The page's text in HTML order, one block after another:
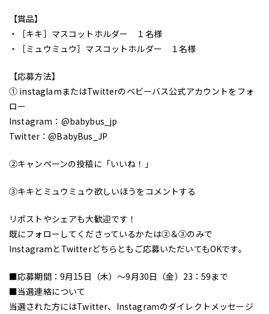
【賞品】
・［キキ］マスコットホルダー １名様
・［ミュウミュウ］マスコットホルダー １名様
【応募方法】
① instaglamまたはTwitterのベビーバス公式アカウントをフォ
ロー
Instagram：@babybus_jp
Twitter：@BabyBus_JP
②キャンペーンの投稿に「いいね！」
③キキとミュウミュウ欲しいほうをコメントする
リポストやシェアも大歓迎です！
既にフォローしてくださっているかたは②＆③のみで
InstagramとTwitterどちらともご応募いただいてもOKです。
■応募期間：9月15日（木）～9月30日（金）23：59まで
■当選連絡について
当選された方にはTwitter、Instagraｍのダイレクトメッセージ